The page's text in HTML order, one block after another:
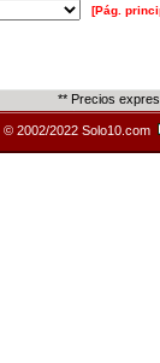
[Pág.
** Precios
© 2002/2022 Solo10.com